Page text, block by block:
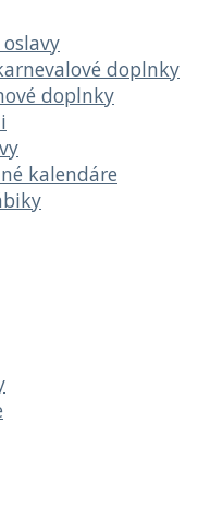
doplnky
doplnky
kalendáre